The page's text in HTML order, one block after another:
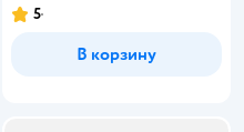
5
В корзину